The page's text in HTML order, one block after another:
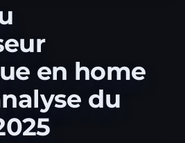
en home
du